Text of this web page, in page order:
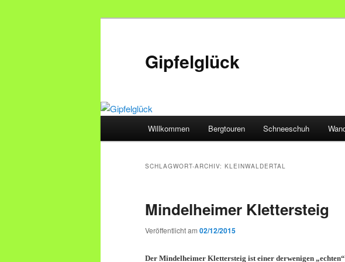
Gipfelglück
Willkommen Bergtouren Schneeschuh
SCHLAGWORT-ARCHIV: KLEINWALDERTAL
Mindelheimer Klettersteig
Veröffentlicht am 02/12/2015
Der Mindelheimer Klettersteig ist einer derwenigen